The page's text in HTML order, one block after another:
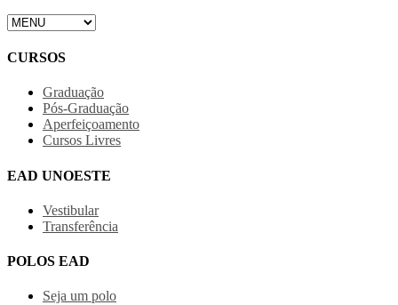
CURSOS
Graduação
Pós-Graduação
Aperfeiçoamento
Cursos Livres
EAD UNOESTE
Vestibular
Transferência
POLOS EAD
Seja um polo